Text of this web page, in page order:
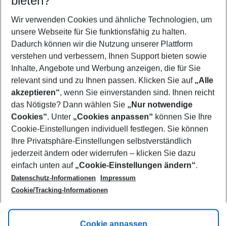
2 Erwachsene Keine Kinder
Mehr Filter anzeigen
Footer
Footer navigation
Über uns
AGB
Cookie-Einstellungen ändern
Cookie-Richtlinie
Datenschutz
Service & Hilfe
Barrierefreies Reisen
Check-in
Flugbeschränkungen
Folgen Sie uns
Wir verwenden Cookies und ähnliche Technologien, um
unsere Webseite für Sie funktionsfähig zu halten.
Dadurch können wir die Nutzung unserer Plattform
verstehen und verbessern, Ihnen Support bieten sowie
Inhalte, Angebote und Werbung anzeigen, die für Sie
relevant sind und zu Ihnen passen. Klicken Sie auf „Alle
akzeptieren“, wenn Sie einverstanden sind. Ihnen reicht
das Nötigste? Dann wählen Sie „Nur notwendige
Cookies“. Unter „Cookies anpassen“ können Sie Ihre
Cookie-Einstellungen individuell festlegen. Sie können
Ihre Privatsphäre-Einstellungen selbstverständlich
jederzeit ändern oder widerrufen – klicken Sie dazu
einfach unten auf „Cookie-Einstellungen ändern“.
Datenschutz-Informationen
Impressum
Cookie/Tracking-Informationen
Cookie anpassen